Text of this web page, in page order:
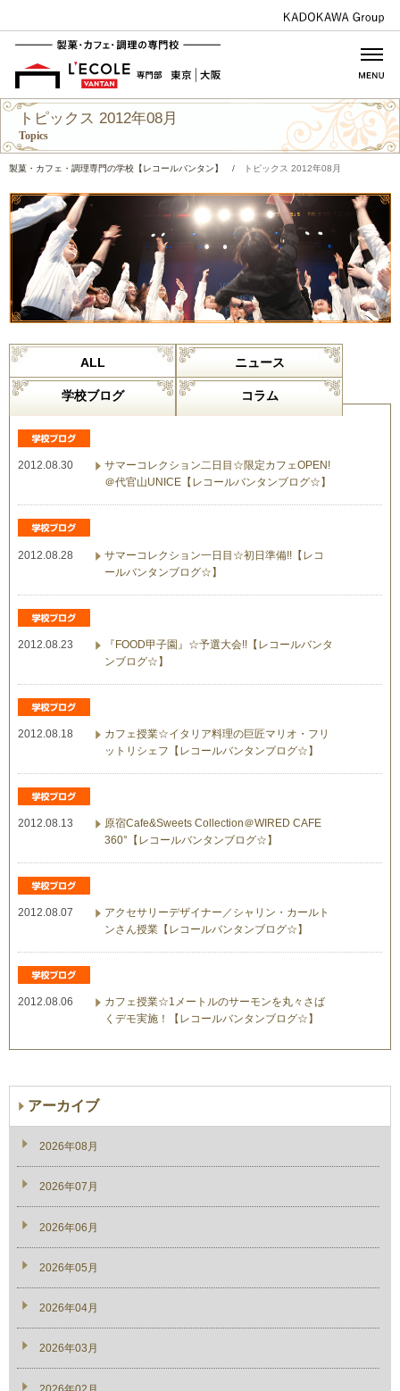
トピックス 2012年08月
Topics
製菓・カフェ・調理専門の学校【レコールバンタン】 / トピックス 2012年08月
ALL ニュース
学校ブログ コラム
2012.08.30
サマーコレクション二日目☆限定カフェOPEN!
＠代官山UNICE【レコールバンタンブログ☆】
2012.08.28
サマーコレクション一日目☆初日準備!!【レコ
ールバンタンブログ☆】
2012.08.23
『FOOD甲子園』☆予選大会!!【レコールバンタ
ンブログ☆】
2012.08.18
カフェ授業☆イタリア料理の巨匠マリオ・フリ
ットリシェフ【レコールバンタンブログ☆】
2012.08.13
原宿Cafe&Sweets Collection＠WIRED CAFE
360°【レコールバンタンブログ☆】
2012.08.07
アクセサリーデザイナー／シャリン・カールト
ンさん授業【レコールバンタンブログ☆】
2012.08.06
カフェ授業☆1メートルのサーモンを丸々さば
くデモ実施！【レコールバンタンブログ☆】
アーカイブ
2026年08月
2026年07月
2026年06月
2026年05月
2026年04月
2026年03月